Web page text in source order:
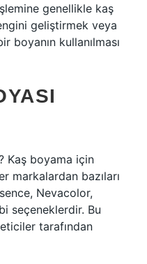
genellikle kaş
geliştirmek veya
boyanın kullanılması
Kaş boyama için
markalardan bazıları
Nevacolor,
seçeneklerdir. Bu
tarafından